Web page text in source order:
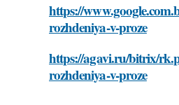
https://
rozhdeniya-v-proze
https://agavi.ru/bitrix/
rozhdeniya-v-proze